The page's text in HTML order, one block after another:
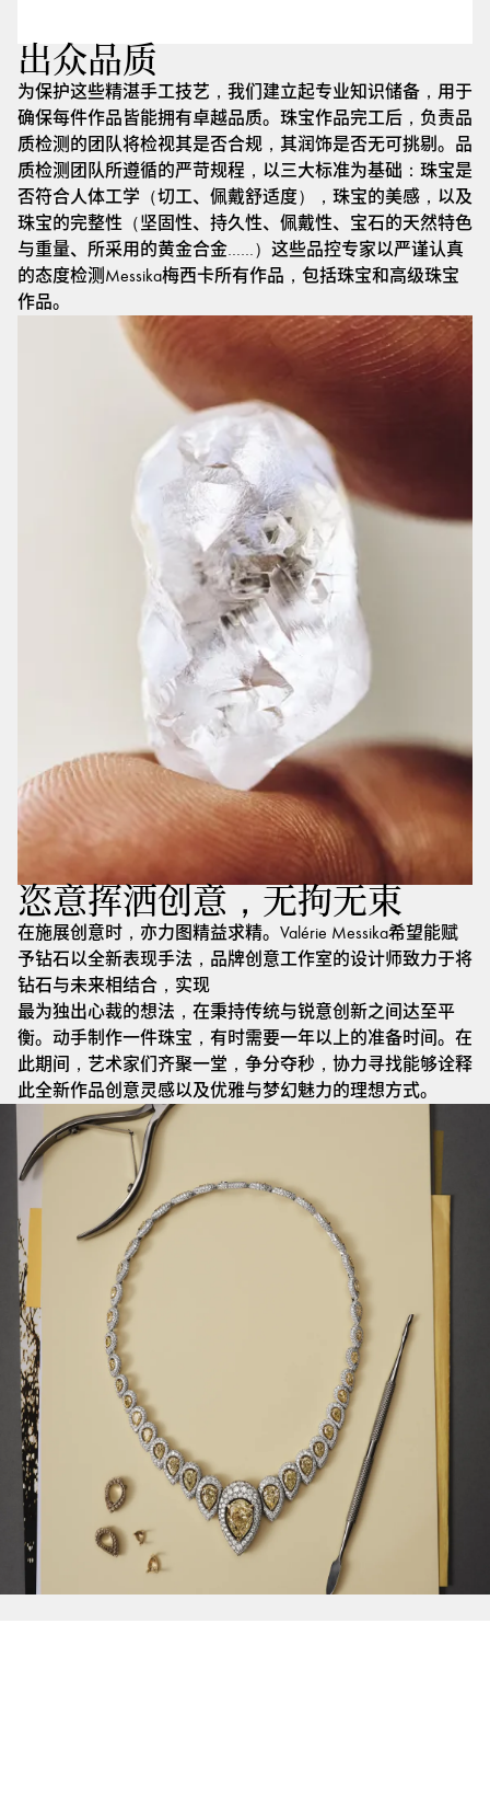
出众品质
为保护这些精湛手工技艺，我们建立起专业知识储备，用于
确保每件作品皆能拥有卓越品质。珠宝作品完工后，负责品
质检测的团队将检视其是否合规，其润饰是否无可挑剔。品
质检测团队所遵循的严苛规程，以三大标准为基础：珠宝是
否符合人体工学（切工、佩戴舒适度），珠宝的美感，以及
珠宝的完整性（坚固性、持久性、佩戴性、宝石的天然特色
与重量、所采用的黄金合金……）这些品控专家以严谨认真
的态度检测Messika梅西卡所有作品，包括珠宝和高级珠宝
作品。
恣意挥洒创意，无拘无束
在施展创意时，亦力图精益求精。Valérie Messika希望能赋
予钻石以全新表现手法，品牌创意工作室的设计师致力于将
钻石与未来相结合，实现
最为独出心裁的想法，在秉持传统与锐意创新之间达至平
衡。动手制作一件珠宝，有时需要一年以上的准备时间。在
此期间，艺术家们齐聚一堂，争分夺秒，协力寻找能够诠释
此全新作品创意灵感以及优雅与梦幻魅力的理想方式。